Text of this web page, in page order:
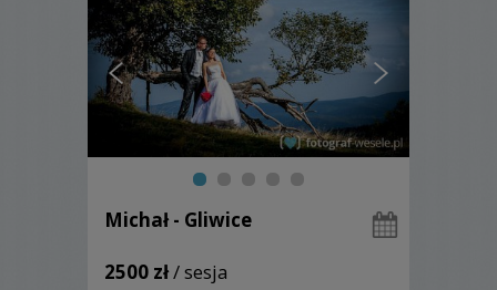
Michał - Gliwice
2500 zł/ sesja